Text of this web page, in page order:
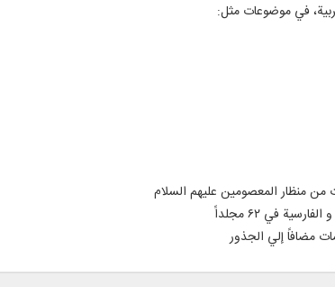
من منظار المعصومين عليهم السلام
مضافاً إلي الجذور